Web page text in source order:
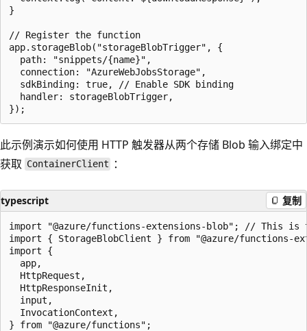
}
// Register the function
app.storageBlob("storageBlobTrigger", {
  path: "snippets/{name}",
  connection: "AzureWebJobsStorage",
  sdkBinding: true, // Enable SDK binding
  handler: storageBlobTrigger,
此示例演示如何使用 HTTP 触发器从两个存储 Blob 输入绑定中
获取 ContainerClient ：
typescript 复制
import "@azure/functions-extensions-blob"; // This is
import { StorageBlobClient } from "@azure/functions-
import {
  app,
  HttpRequest,
  HttpResponseInit,
  input,
  InvocationContext,
} from "@azure/functions";